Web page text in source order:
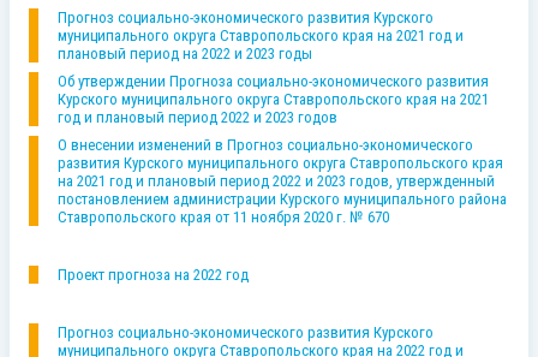
Прогноз социально-экономического развития Курского
муниципального округа Ставропольского края на 2021 год и
плановый период на 2022 и 2023 годы
Об утверждении Прогноза социально-экономического развития
Курского муниципального округа Ставропольского края на 2021
год и плановый период 2022 и 2023 годов
О внесении изменений в Прогноз социально-экономического
развития Курского муниципального округа Ставропольского края
на 2021 год и плановый период 2022 и 2023 годов, утвержденный
постановлением администрации Курского муниципального района
Ставропольского края от 11 ноября 2020 г. № 670
Проект прогноза на 2022 год
Прогноз социально-экономического развития Курского
муниципального округа Ставропольского края на 2022 год и